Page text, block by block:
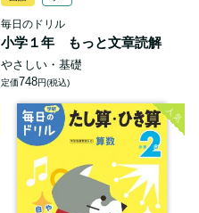
毎日のドリル
小学１年 もっと文章読解
やさしい・基礎
定価748円(税込)
人気